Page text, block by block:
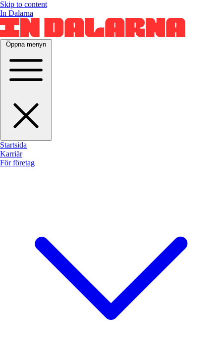
Skip to content
In Dalarna
Öppna menyn
Startsida
Karriär
För företag